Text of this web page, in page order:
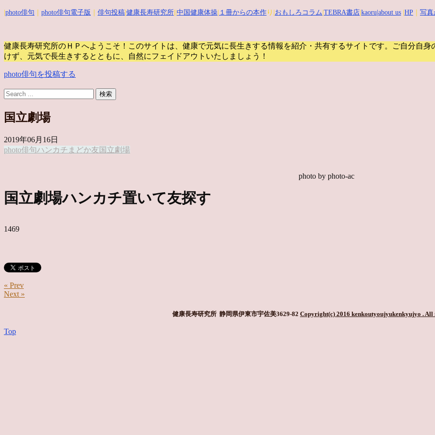
photo俳句 photo俳句電子版 俳句投稿 健康長寿研究所 中国健康体操 １冊からの本作 り| おもしろコラム TEBRA書店 kaoru |about us HP 写真
健康長寿研究所のＨＰへようこそ！このサイトは、健康で元気に長生きする情報を紹介・共有するサイトです。
ご自分自身
けず、元気で長生きするとともに、自然にフェイドアウトいたしましょう！
photo俳句を投稿する
国立劇場
2019年06月16日
photo俳句ハンカチ まどか友 国立劇場
photo by photo-ac
国立劇場ハンカチ置いて友探す
1469
« Prev
Next »
健康長寿研究所 静岡県伊東市宇佐美3629-82 Copyright(c) 2016 kenkoutyoujyukenkyujyo . All
Top